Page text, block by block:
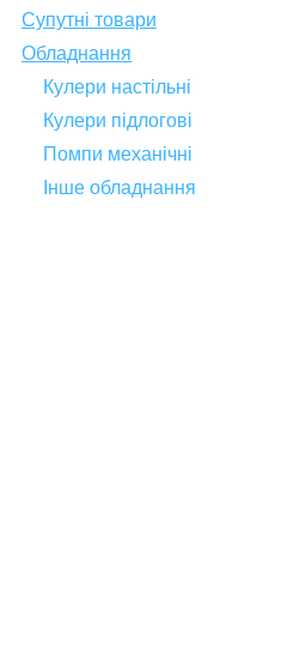
Супутні товари
Обладнання
Кулери настільні
Кулери підлогові
Помпи механічні
Інше обладнання